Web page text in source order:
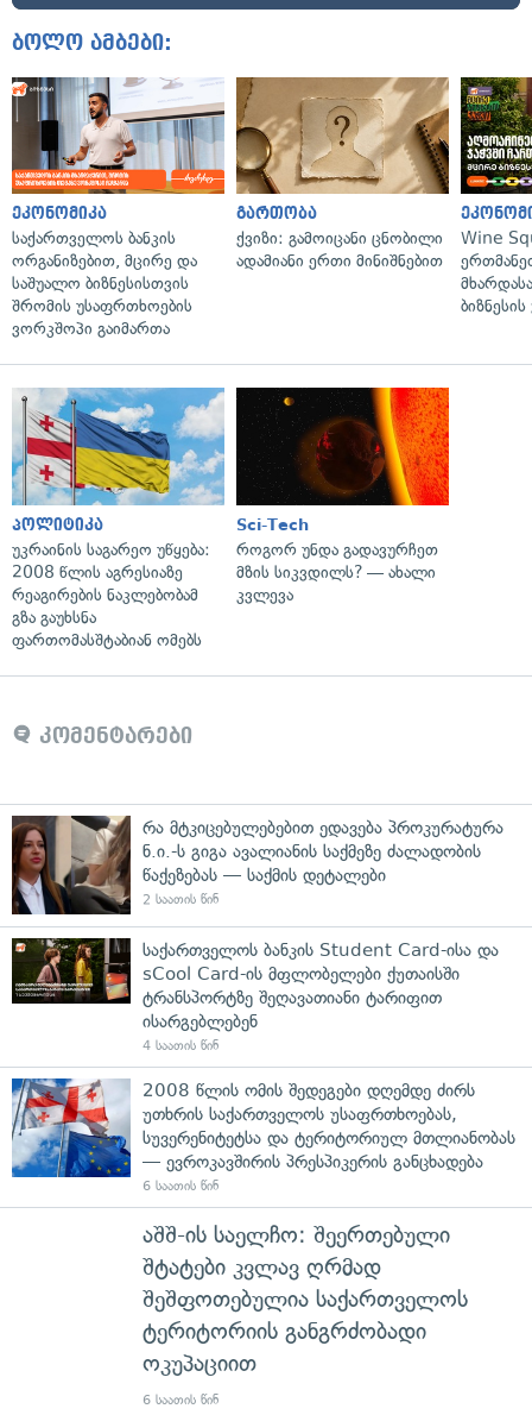
ბოლო ამბები:
ეკონომიკა
საქართველოს ბანკის
ორგანიზებით, მცირე და
საშუალო ბიზნესისთვის
შრომის უსაფრთხოების
ვორკშოპი გაიმართა
გართობა
ქვიზი: გამოიცანი ცნობილი
ადამიანი ერთი მინიშნებით
Wine
პოლიტიკა
უკრაინის საგარეო უწყება:
2008 წლის აგრესიაზე
რეაგირების ნაკლებობამ
გზა გაუხსნა
ფართომასშტაბიან ომებს
Sci-Tech
როგორ უნდა გადავურჩეთ
მზის სიკვდილს? — ახალი
კვლევა
კომენტარები
რა მტკიცებულებებით ედავება პროკურატურა
ნ.ი.-ს გიგა ავალიანის საქმეზე ძალადობის
წაქეზებას — საქმის დეტალები
2 საათის წინ
საქართველოს ბანკის Student Card-ისა და
sCool Card-ის მფლობელები ქუთაისში
ტრანსპორტზე შეღავათიანი ტარიფით
ისარგებლებენ
4 საათის წინ
2008 წლის ომის შედეგები დღემდე ძირს
უთხრის საქართველოს უსაფრთხოებას,
სუვერენიტეტსა და ტერიტორიულ მთლიანობას
— ევროკავშირის პრესპიკერის განცხადება
6 საათის წინ
აშშ-ის საელჩო: შეერთებული
შტატები კვლავ ღრმად
შეშფოთებულია საქართველოს
ტერიტორიის განგრძობადი
ოკუპაციით
6 საათის წინ